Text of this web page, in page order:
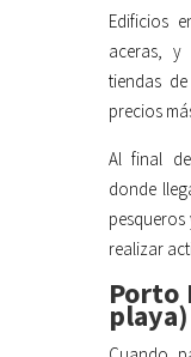
Edificios
aceras,
tiendas
precios
Al final
donde
realizar
Porto
playa)